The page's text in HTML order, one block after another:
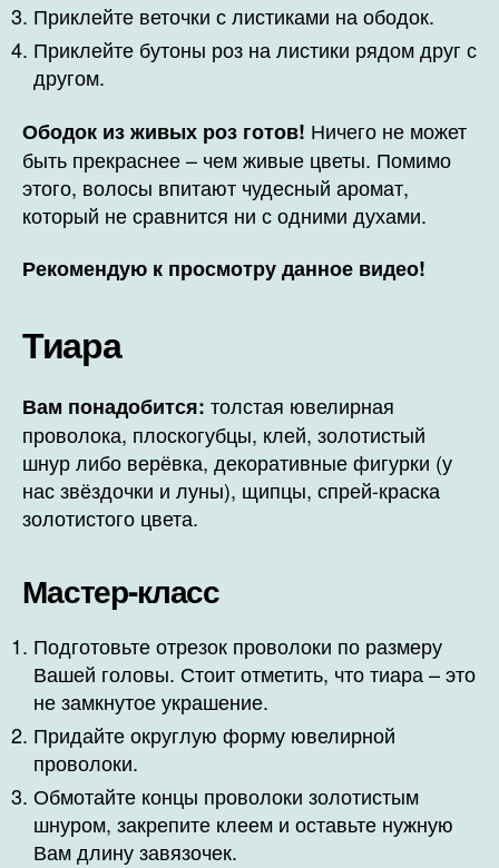
Приклейте веточки с листиками на ободок.
Приклейте бутоны роз на листики рядом друг с
другом.
Ободок из живых роз готов! Ничего не может
быть прекраснее – чем живые цветы. Помимо
этого, волосы впитают чудесный аромат,
который не сравнится ни с одними духами.
Рекомендую к просмотру данное видео!
Тиара
Вам понадобится: толстая ювелирная
проволока, плоскогубцы, клей, золотистый
шнур либо верёвка, декоративные фигурки (у
нас звёздочки и луны), щипцы, спрей-краска
золотистого цвета.
Мастер-класс
Подготовьте отрезок проволоки по размеру
Вашей головы. Стоит отметить, что тиара – это
не замкнутое украшение.
Придайте округлую форму ювелирной
проволоки.
Обмотайте концы проволоки золотистым
шнуром, закрепите клеем и оставьте нужную
Вам длину завязочек.